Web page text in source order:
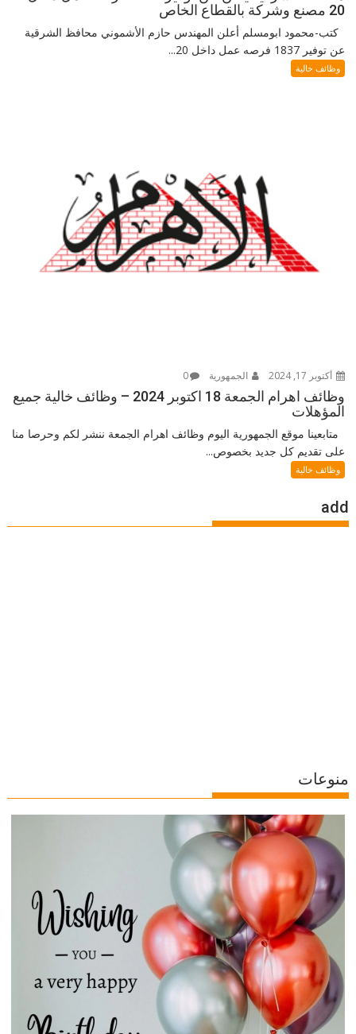
20 مصنع وشركة بالقطاع الخاص
كتب-محمود ابومسلم أعلن المهندس حازم الأشموني محافظ الشرقية
عن توفير 1837 فرصه عمل داخل 20...
وظائف خالية
أكتوبر 17, 2024 الجمهورية 0
وظائف اهرام الجمعة 18 اكتوبر 2024 – وظائف خالية جميع
المؤهلات
متابعينا موقع الجمهورية اليوم وظائف اهرام الجمعة ننشر لكم وحرصا منا
على تقديم كل جديد بخصوص...
وظائف خالية
add
منوعات